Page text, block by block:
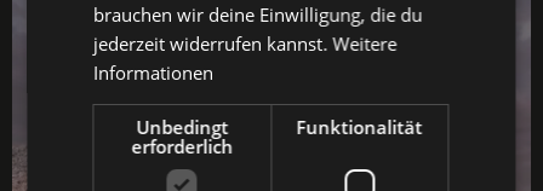
brauchen wir deine Einwilligung, die du
jederzeit widerrufen kannst.Weitere
Informationen
Unbedingt
erforderlich
Funktionalität